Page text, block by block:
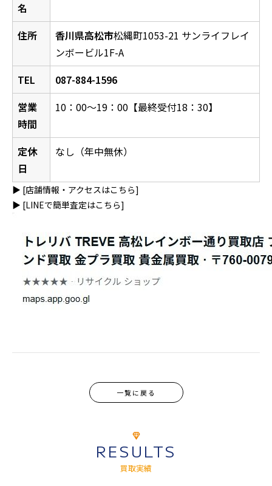
名
住所 香川県高松市松縄町1053-21 サンライフレイ
ンボービル1F-A
TEL
087-884-1596
営業
時間
10：00～19：00【最終受付18：30】
定休
日
なし（年中無休）
▶ [店舗情報・アクセスはこちら]
▶ [LINEで簡単査定はこちら]
一覧に戻る
RESULTS
買取実績